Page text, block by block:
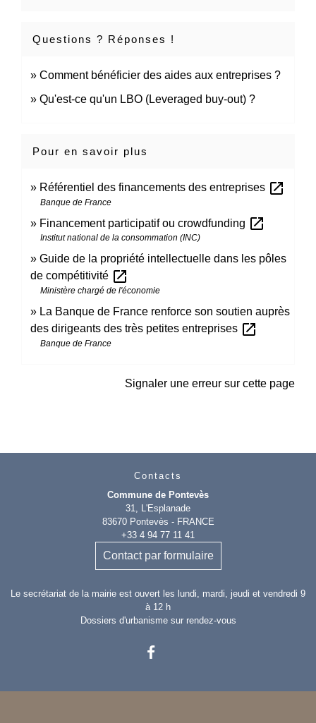
Questions ? Réponses !
Comment bénéficier des aides aux entreprises ?
Qu'est-ce qu'un LBO (Leveraged buy-out) ?
Pour en savoir plus
Référentiel des financements des entreprises open_in_new
Banque de France
Financement participatif ou crowdfunding open_in_new
Institut national de la consommation (INC)
Guide de la propriété intellectuelle dans les pôles
de compétitivité open_in_new
Ministère chargé de l'économie
La Banque de France renforce son soutien auprès
des dirigeants des très petites entreprises open_in_new
Banque de France
Signaler une erreur sur cette page
Contacts
Commune de Pontevès
31, L'Esplanade
83670 Pontevès - FRANCE
+33 4 94 77 11 41
Contact par formulaire
Le secrétariat de la mairie est ouvert les lundi, mardi, jeudi et vendredi 9
à 12 h
Dossiers d'urbanisme sur rendez-vous